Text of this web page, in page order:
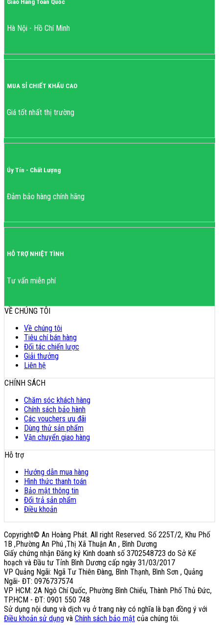
Giao Hàng Toàn Quốc
Hà Nội - Hồ Chí Minh
MUA SỈ CHIẾT KHẤU CAO
Giá tốt nhất thị trường
Úy Tín - Chất Lượng
Đảm bảo hàng chính hãng
HỖ TRỢ NHIỆT TÌNH
Tư vấn miễn phí
VỀ CHÚNG TÔI
Về chúng tôi
Tiêu chí bán hàng
Đối tác chiến lược
Giải thưởng
Liên hệ
CHÍNH SÁCH
Chăm sóc khách hàng
Chính sách bảo hành
Các vouchers ưu đãi
Dùng thử sản phẩm
Vận chuyển giao hàng
Hỗ trợ
Hướng dẫn mua hàng
Hình thức thanh toán
Bảo mật thông tin
Đổi trả sản phẩm
Điều khoản
Copyright© An Hoàng Phát. All right Reserved. Số 225T/2, Khu Phố
1B ,Phường An Phú ,Thị Xã Thuận An , Bình Dương
Giấy chứng nhận Đăng ký Kinh doanh số 3702548723 do Sở Kế
hoạch và Đầu tư Tỉnh Bình Dương cấp ngày 31/03/2017
VP Quảng Ngãi: Ngã Tư Thiên Đàng, Bình Thạnh, Bình Sơn , Quảng
Ngãi- ĐT: 0976737574
VP HCM: 2A Ngô Chí Quốc, Phường Bình Chiểu, Thành Phố Thủ Đức,
TP.HCM - ĐT: 0901 550 748
Sử dụng nội dung và dịch vụ ở trang này có nghĩa là bạn đồng ý với
Điều khoản sử dụng và Chính sách bảo mật của chúng tôi.